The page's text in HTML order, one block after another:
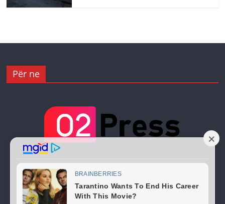
Për ne
Copyright © 202602 Press. All rights reserved.